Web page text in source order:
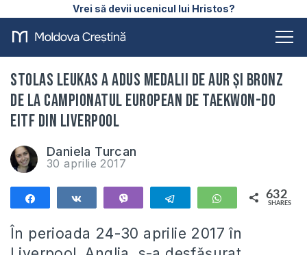
Vrei să devii ucenicul lui Hristos?
STOLAS LEUKAS a adus medalii de aur și bronz
de la Campionatul European de Taekwon-do
EITF din Liverpool
Daniela Turcan
30 aprilie 2017
Telegram WhatsApp
632
SHARES
În perioada 24-30 aprilie 2017 în